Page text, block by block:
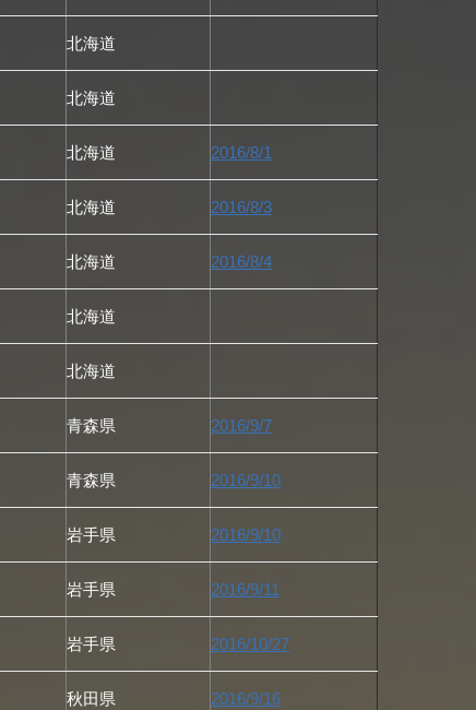
北海道
北海道
北海道 2016/8/1
北海道 2016/8/3
北海道 2016/8/4
北海道
北海道
青森県 2016/9/7
青森県 2016/9/10
岩手県 2016/9/10
岩手県 2016/9/11
岩手県 2016/10/27
秋田県 2016/9/16